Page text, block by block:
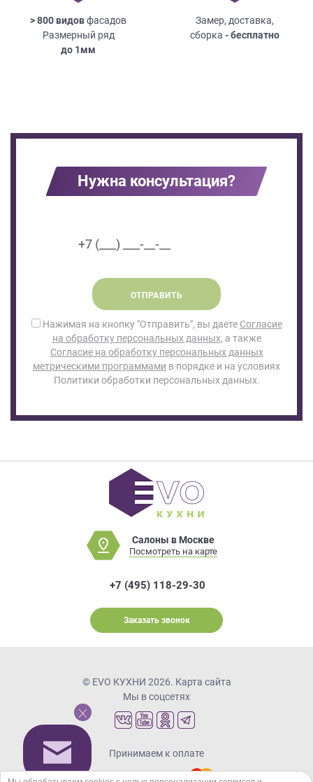
> 800 видовфасадов
Размерный ряд
до 1мм
Замер, доставка,
сборка - бесплатно
Нужна консультация?
ОТПРАВИТЬ
Нажимая на кнопку "Отправить", вы даете Согласие
на обработку персональных данных, а также
Согласие на обработку персональных данных
метрическими программами в порядке и на условиях
Политики обработки персональных данных.
Салоны в Москве
Посмотреть на карте
+7 (495) 118-29-30
Заказать звонок
© EVO КУХНИ 2026. Карта сайта
Мы в соцсетях
Принимаем к оплате